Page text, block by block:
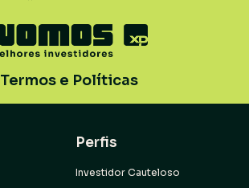
Termos e Políticas
Perfis
Investidor Cauteloso